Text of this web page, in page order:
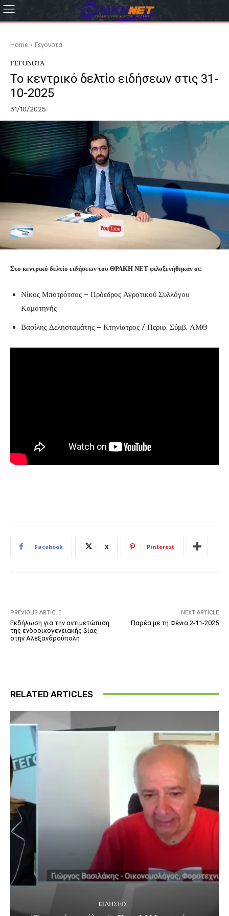
Home Γεγονοτα
ΓΕΓΟΝΟΤΑ
Το κεντρικό δελτίο ειδήσεων στις 31-
10-2025
31/10/2025
Στο κεντρικό δελτίο ειδήσεων του ΘΡΑΚΗ ΝΕΤ φιλοξενήθηκαν οι:
Νίκος Μποτρότσος – Πρόεδρος Αγροτικού Συλλόγου
Κομοτηνής
Βασίλης Δελησταμάτης – Κτηνίατρος / Περιφ. Σύμβ. ΑΜΘ
Facebook X Pinterest
PREVIOUS ARTICLE
Εκδήλωση για την αντιμετώπιση
της ενδοοικογενειακής βίας
στην Αλεξανδρούπολη
NEXT ARTICLE
Παρέα με τη Φένια 2-11-2025
RELATED ARTICLES
EΙΔΗΣΕΙΣ